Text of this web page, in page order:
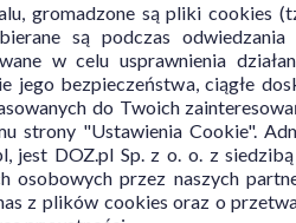
Do
gromadzone są pliki cookies
są podczas
w celu usprawnienia
jego bezpieczeństwa, ciągłe
do Twoich
strony "Ustawienia Cookie".
jest DOZ.pl Sp. z o. o. z
osobowych przez naszych
z plików cookies oraz o